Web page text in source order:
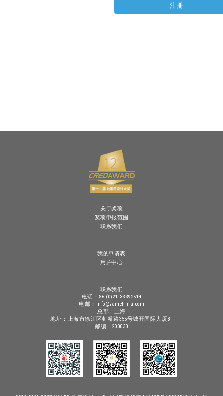
关于奖项
奖项申报范围
联系我们
我的申请表
用户中心
联系我们
电话：86 (0)21-33392514
电邮：info@zamchina.com
总部：上海
地址：上海市徐汇区虹桥路355号城开国际大厦8F
邮编：200030